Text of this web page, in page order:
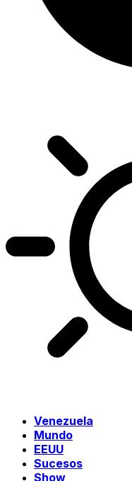
Venezuela
Mundo
EEUU
Sucesos
Show